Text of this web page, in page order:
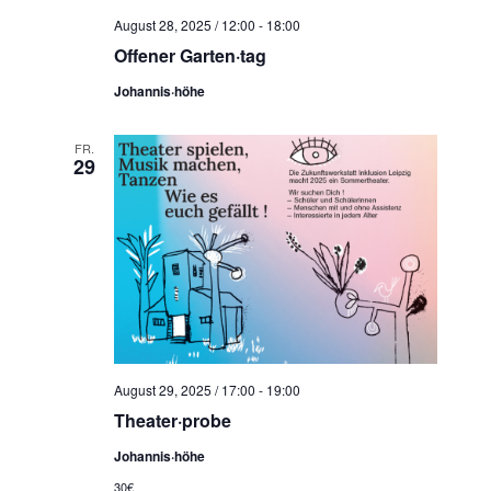
A
n
i
c
h
t
a
t
i
Offener Garten·tag
August 28, 2025 / 12:00 - 18:00
Johannis·höhe
FR.
29
Theater·probe
August 29, 2025 / 17:00 - 19:00
Johannis·höhe
30€